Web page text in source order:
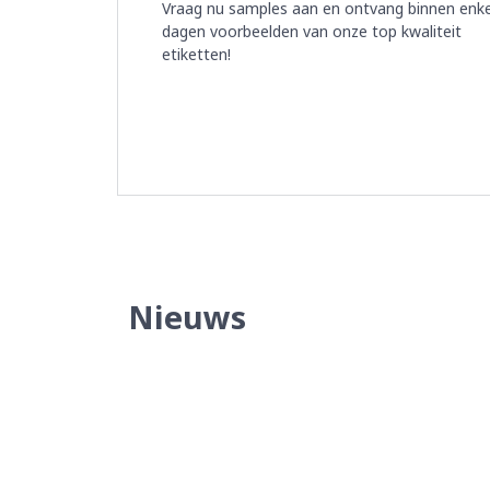
Vraag nu samples aan en ontvang binnen
dagen voorbeelden van onze top kwaliteit
etiketten!
Nieuws